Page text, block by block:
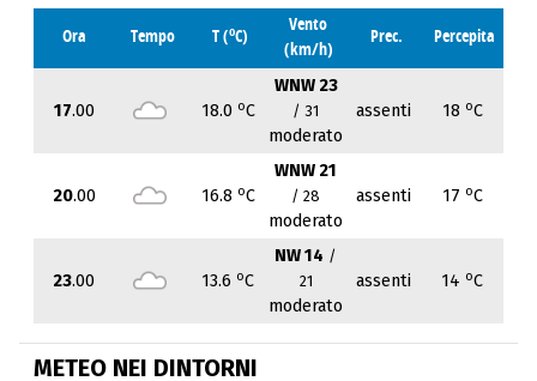
Ora Tempo T (oC)
Vento
(km/h)
Prec. Percepita
17.00 18.0 oC
WNW 23
/ 31
moderato
assenti 18 oC
20.00 16.8 oC
WNW 21
/ 28
moderato
assenti 17 oC
23.00 13.6 oC
NW 14 /
21
moderato
assenti 14 oC
METEO NEI DINTORNI